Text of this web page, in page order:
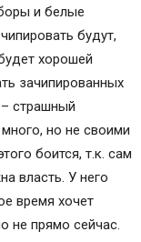
и белые
будут,
хорошей
зачипированных
страшный
но не своими
боится, т.к. сам
власть. У него
время хочет
не прямо сейчас.